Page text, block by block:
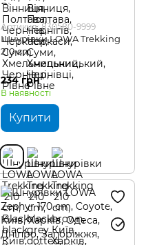
Артикул: 830580-9999
Шнурівки LOWA Trekking
210 cm
234 грн
В наявності
Купити